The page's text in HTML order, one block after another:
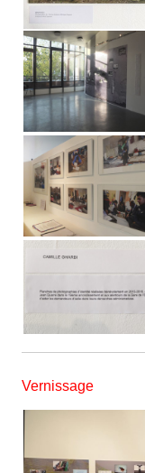
Vernissage